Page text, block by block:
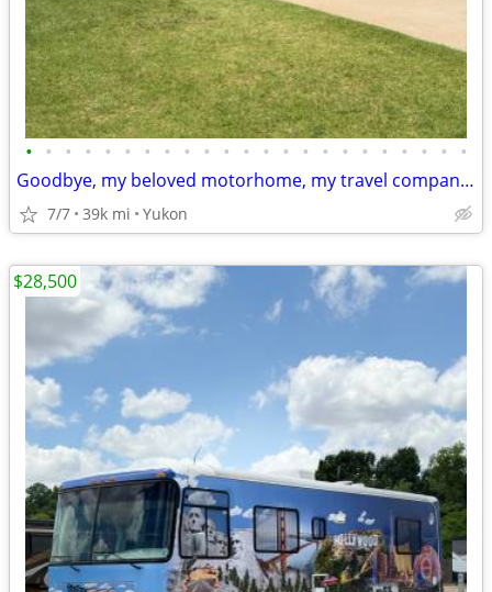
• • • • • • • • • • • • • • • • • • • • • • •
Goodbye, my beloved motorhome, my travel companion
7/7 39k mi Yukon
$28,500